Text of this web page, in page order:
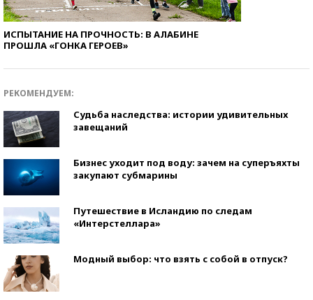
ИСПЫТАНИЕ НА ПРОЧНОСТЬ: В АЛАБИНЕ
ПРОШЛА «ГОНКА ГЕРОЕВ»
РЕКОМЕНДУЕМ:
Судьба наследства: истории удивительных
завещаний
Бизнес уходит под воду: зачем на суперъяхты
закупают субмарины
Путешествие в Исландию по следам
«Интерстеллара»
Модный выбор: что взять с собой в отпуск?